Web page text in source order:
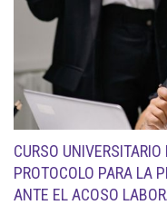
CURSO
PROTOCOLO PARA LA
ANTE EL ACOSO